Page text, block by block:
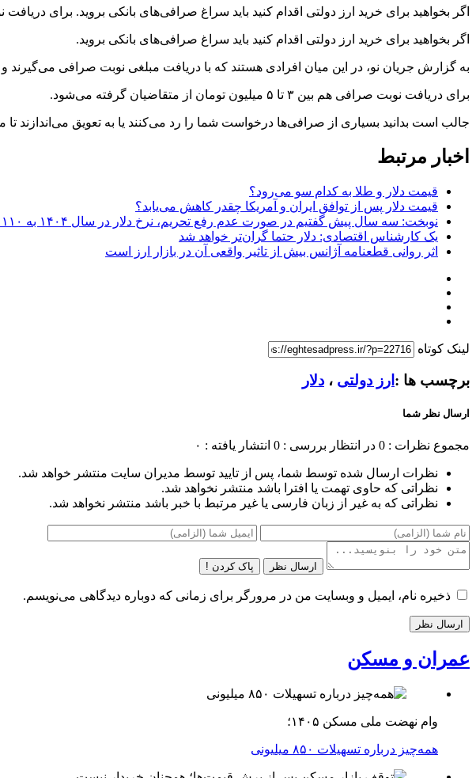
اگر بخواهید برای خرید ارز دولتی اقدام کنید باید سراغ صرافی‌های بانکی بروید. برای دریافت نوبت صرافی بین ۳ تا ۵ میلیون تومان
اگر بخواهید برای خرید ارز دولتی اقدام کنید باید سراغ صرافی‌های بانکی بروید.
به گزارش جریان نو، در این میان افرادی هستند که با دریافت مبلغی نوبت صرافی می‌گیرند
برای دریافت نوبت صرافی هم بین ۳ تا ۵ میلیون تومان از متقاضیان گرفته می‌شود.
جالب است بدانید بسیاری از صرافی‌ها درخواست شما را رد می‌کنند یا به تعویق می‌اندازند
اخبار مرتبط
قیمت دلار و طلا به کدام سو می‌رود؟
قیمت دلار پس از توافق ایران و آمریکا چقدر کاهش می‌یابد؟
نوبخت: سه سال پیش گفتیم در صورت عدم رفع تحریم، نرخ دلار در سال ۱۴۰۴ به ۱۱۰ و سپس ۱۷۸ هزار تومان می‌رسد
یک کارشناس اقتصادی: دلار حتما گران‌تر خواهد شد
اثر روانی قطعنامه آژانس بیش از تاثیر واقعی آن در بازار ارز است
لینک کوتاه
برچسب ها : ارز دولتی ، دلار
ارسال نظر شما
مجموع نظرات : 0 در انتظار بررسی : 0 انتشار یافته : ۰
نظرات ارسال شده توسط شما، پس از تایید توسط مدیران سایت منتشر خواهد شد.
نظراتی که حاوی تهمت یا افترا باشد منتشر نخواهد شد.
نظراتی که به غیر از زبان فارسی یا غیر مرتبط با خبر باشد منتشر نخواهد شد.
ارسال نظر پاک کردن !
ذخیره نام، ایمیل و وبسایت من در مرورگر برای زمانی که دوباره دیدگاهی می‌نویسم.
عمران و مسکن
وام نهضت ملی مسکن ۱۴۰۵؛
همه‌چیز درباره تسهیلات ۸۵۰ میلیونی